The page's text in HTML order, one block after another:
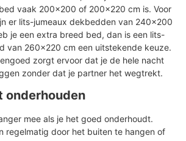
vaak 200x200 of 200x220 cm is. Voor
er lits-jumeaux dekbedden van 240x200
je een extra breed bed, dan is een lits-
van 260x220 cm een uitstekende keuze.
zorgt ervoor dat je de hele nacht
zonder dat je partner het wegtrekt.
onderhouden
mee als je het goed onderhoudt.
regelmatig door het buiten te hangen of